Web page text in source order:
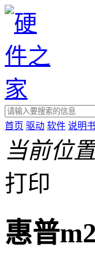
首页 驱动 软件 说明书
当前位置
打印
惠普